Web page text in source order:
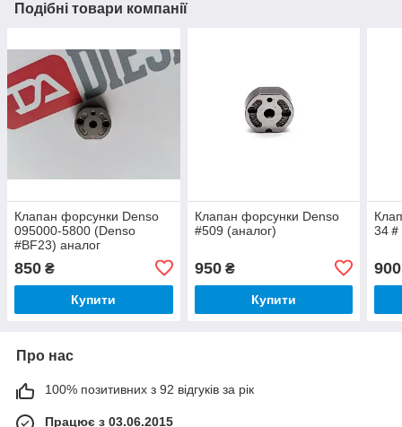
Подібні товари компанії
Клапан форсунки Denso
095000-5800 (Denso
#BF23) аналог
850 ₴
Купити
Клапан форсунки Denso
#509 (аналог)
950₴
Купити
34
900
Про нас
100% позитивних з 92 відгуків за рік
Працює з 03.06.2015